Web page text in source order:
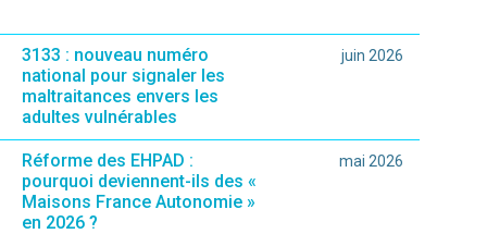
3133 : nouveau numéro
national pour signaler les
maltraitances envers les
adultes vulnérables
juin 2026
Réforme des EHPAD :
pourquoi deviennent-ils des «
Maisons France Autonomie »
en 2026 ?
mai 2026